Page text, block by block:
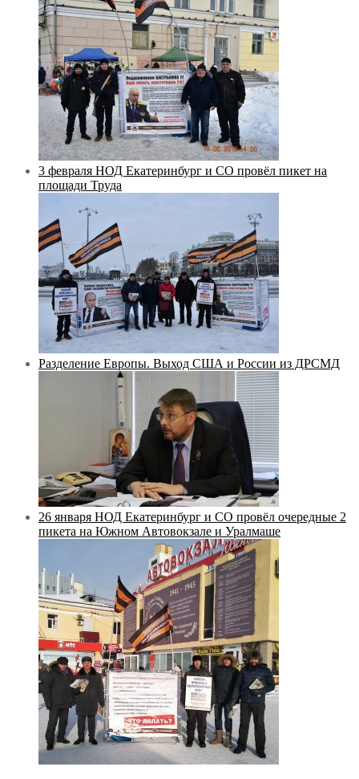
3 февраля НОД Екатеринбург и СО провёл пикет на
площади Труда
Разделение Европы. Выход США и России из ДРСМД
26 января НОД Екатеринбург и СО провёл очередные 2
пикета на Южном Автовокзале и Уралмаше